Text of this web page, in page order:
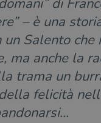
di
– è una
Salento che
ma anche la
trama un
felicità